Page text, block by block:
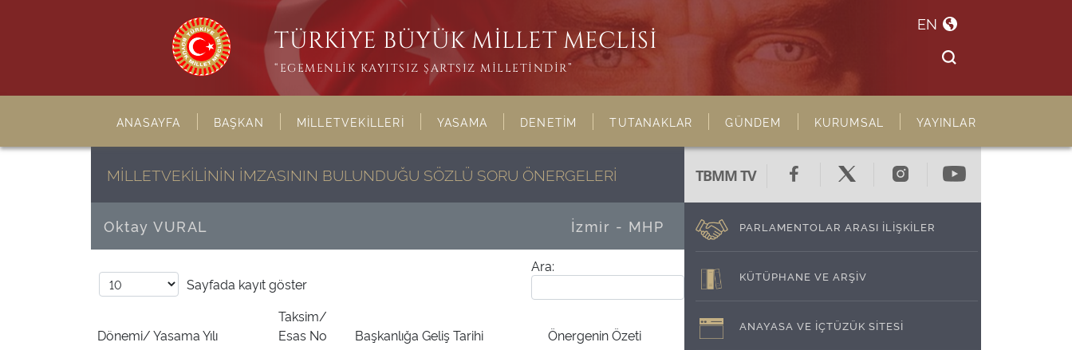
TÜRKİYE BÜYÜK MİLLET MECLİSİ
“EGEMENLİK KAYITSIZ ŞARTSIZ MİLLETİNDİR”
EN
ANASAYFA BAŞKAN MİLLETVEKİLLERİ YASAMA DENETİM TUTANAKLAR GÜNDEM KURUMSAL YAYINLAR
MİLLETVEKİLİNİN İMZASININ BULUNDUĞU SÖZLÜ SORU ÖNERGELERİ
Oktay VURAL İzmir - MHP
Ara:
Sayfada kayıt göster
Dönemi/ Yasama Yılı
Taksim/
Esas No
Başkanlığa Geliş Tarihi
Önergenin Özeti
TBMM TV
PARLAMENTOLAR ARASI İLİŞKİLER
KÜTÜPHANE VE ARŞİV
ANAYASA VE İÇTÜZÜK SİTESİ